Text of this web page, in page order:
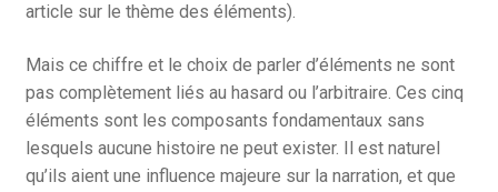
article sur le thème des éléments).
Mais ce chiffre et le choix de parler d’éléments ne sont
pas complètement liés au hasard ou l’arbitraire. Ces cinq
éléments sont les composants fondamentaux sans
lesquels aucune histoire ne peut exister. Il est naturel
qu’ils aient une influence majeure sur la narration, et que